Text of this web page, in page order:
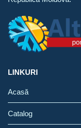
LINKURI
Acasă
Catalog